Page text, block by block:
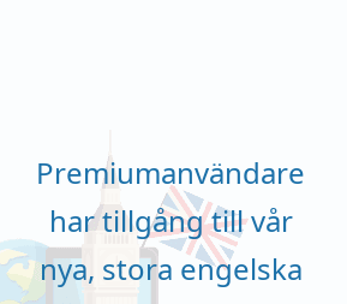
Premiumanvändare
har tillgång till vår
nya, stora engelska